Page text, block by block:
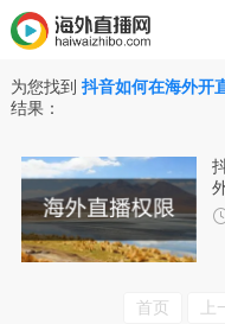
为您找到 抖音如何在海外开
结果：
首页 上